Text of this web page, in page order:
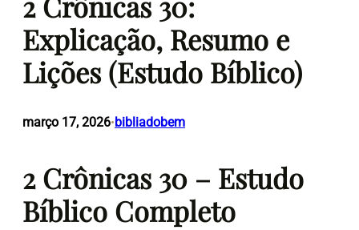
Explicação, Resumo e
Lições (Estudo Bíblico)
março 17, 2026•bibliadobem
2 Crônicas 30 – Estudo
Bíblico Completo